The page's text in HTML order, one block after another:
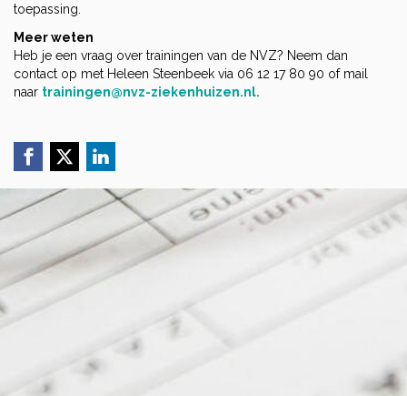
toepassing.
Meer weten
Heb je een vraag over trainingen van de NVZ? Neem dan
contact op met Heleen Steenbeek via 06 12 17 80 90 of mail
naar trainingen@nvz-ziekenhuizen.nl.